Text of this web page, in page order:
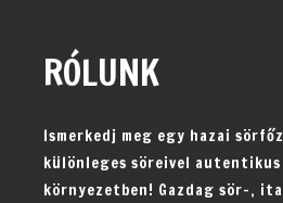
RÓLUNK
Ismerkedj meg egy hazai
különleges söreivel autentikus
környezetben! Gazdag sör-,